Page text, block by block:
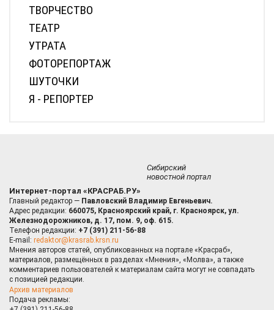
ТВОРЧЕСТВО
ТЕАТР
УТРАТА
ФОТОРЕПОРТАЖ
ШУТОЧКИ
Я - РЕПОРТЕР
Сибирский
новостной портал
Интернет-портал «КРАСРАБ.РУ»
Главный редактор — Павловский Владимир Евгеньевич.
Адрес редакции: 660075, Красноярский край, г. Красноярск, ул.
Железнодорожников, д. 17, пом. 9, оф. 615.
Телефон редакции: +7 (391) 211-56-88
E-mail: redaktor@krasrab.krsn.ru
Мнения авторов статей, опубликованных на портале «Красраб»,
материалов, размещённых в разделах «Мнения», «Молва», а также
комментариев пользователей к материалам сайта могут не совпадать
с позицией редакции.
Архив материалов
Подача рекламы: